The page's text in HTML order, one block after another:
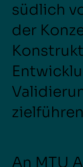
südlich
der
An MTU